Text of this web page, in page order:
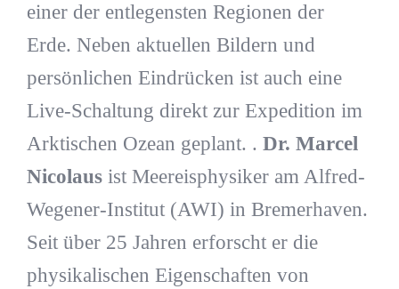
einer der entlegensten Regionen der
Erde. Neben aktuellen Bildern und
persönlichen Eindrücken ist auch eine
Live-Schaltung direkt zur Expedition im
Arktischen Ozean geplant. . Dr. Marcel
Nicolausist Meereisphysiker am Alfred-
Wegener-Institut (AWI) in Bremerhaven.
Seit über 25 Jahren erforscht er die
physikalischen Eigenschaften von